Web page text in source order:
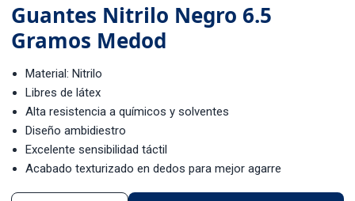
Guantes Nitrilo Negro 6.5
Gramos Medod
Material: Nitrilo
Libres de látex
Alta resistencia a químicos y solventes
Diseño ambidiestro
Excelente sensibilidad táctil
Acabado texturizado en dedos para mejor agarre